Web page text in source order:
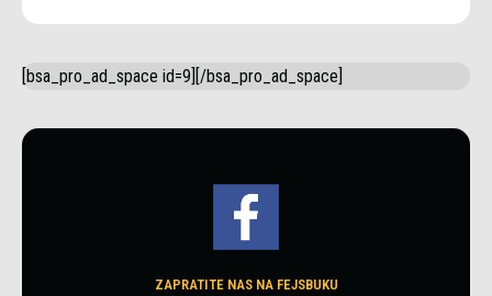
[bsa_pro_ad_space id=9][/bsa_pro_ad_space]
ZAPRATITE NAS NA FEJSBUKU